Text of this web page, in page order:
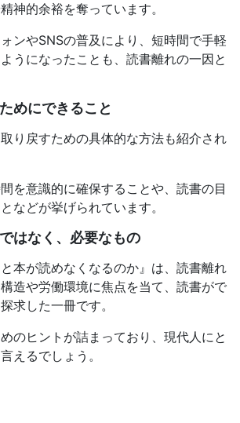
神的余裕を奪っています。
ンやSNSの普及により、短時間で手軽
うになったことも、読書離れの一因と
めにできること
り戻すための具体的な方法も紹介され
を意識的に確保することや、読書の目
などが挙げられています。
はなく、必要なもの
と本が読めなくなるのか』は、読書離れ
造や労働環境に焦点を当て、読書がで
求した一冊です。
のヒントが詰まっており、現代人にと
えるでしょう。